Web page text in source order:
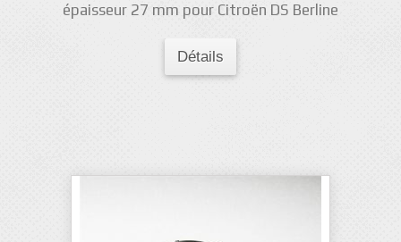
épaisseur 27 mm pour Citroën DS Berline
Détails